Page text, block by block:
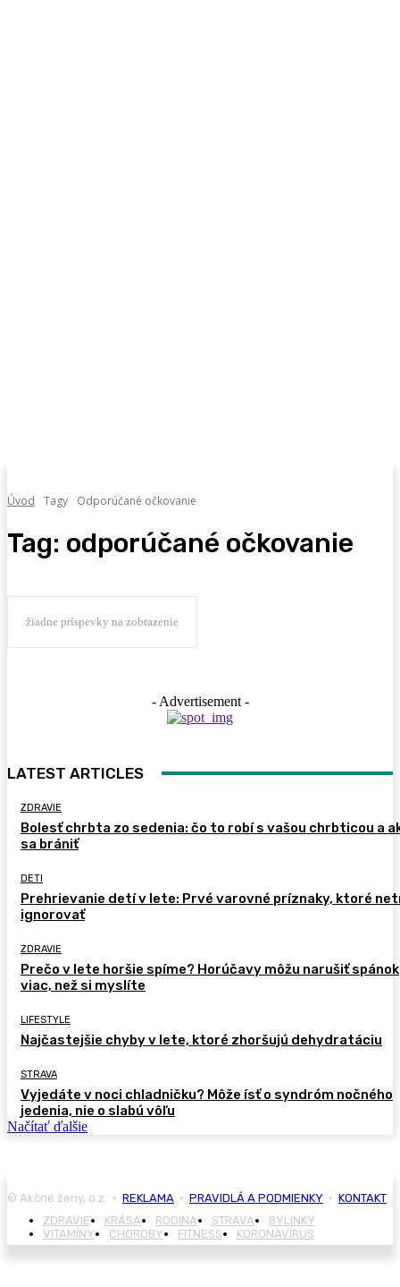
Úvod Tagy Odporúčané očkovanie
Tag: odporúčané očkovanie
žiadne príspevky na zobrazenie
- Advertisement -
LATEST ARTICLES
ZDRAVIE
Bolesť chrbta zo sedenia: čo to robí s vašou chrbticou a
sa brániť
DETI
Prehrievanie detí v lete: Prvé varovné príznaky, ktoré
ignorovať
ZDRAVIE
Prečo v lete horšie spíme? Horúčavy môžu narušiť spánok
viac, než si myslíte
LIFESTYLE
Najčastejšie chyby v lete, ktoré zhoršujú dehydratáciu
STRAVA
Vyjedáte v noci chladničku? Môže ísť o syndróm nočného
jedenia, nie o slabú vôľu
Načítať ďalšie
© Akčné ženy, o.z. • REKLAMA • PRAVIDLÁ A PODMIENKY • KONTAKT
ZDRAVIE
KRÁSA RODINA STRAVA
BYLINKY
VITAMÍNY
CHOROBY FITNESS KORONAVÍRUS